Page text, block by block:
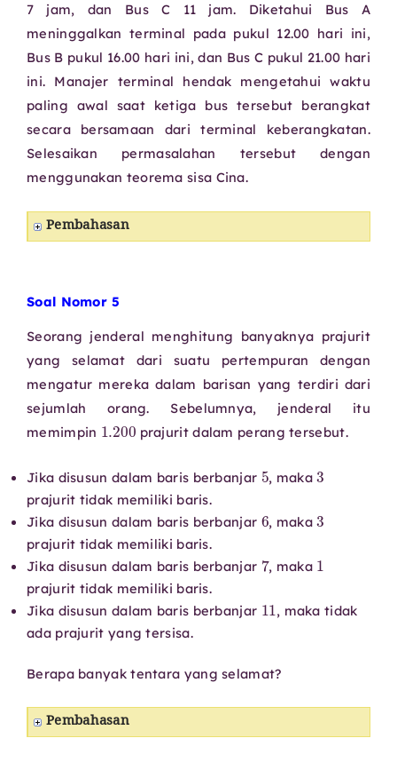
7 jam, dan Bus C 11 jam. Diketahui Bus A
meninggalkan terminal pada pukul 12.00 hari ini,
Bus B pukul 16.00 hari ini, dan Bus C pukul 21.00 hari
ini. Manajer terminal hendak mengetahui waktu
paling awal saat ketiga bus tersebut berangkat
secara bersamaan dari terminal keberangkatan.
Selesaikan permasalahan tersebut dengan
menggunakan teorema sisa Cina.
Pembahasan
Soal Nomor 5
Seorang jenderal menghitung banyaknya prajurit
yang selamat dari suatu pertempuran dengan
mengatur mereka dalam barisan yang terdiri dari
sejumlah orang. Sebelumnya, jenderal itu
memimpin
1.200
prajurit dalam perang tersebut.
Jika disusun dalam baris berbanjar
5
, maka
3
prajurit tidak memiliki baris.
Jika disusun dalam baris berbanjar
6
, maka
3
prajurit tidak memiliki baris.
Jika disusun dalam baris berbanjar
7
, maka
1
prajurit tidak memiliki baris.
Jika disusun dalam baris berbanjar
11
, maka tidak
ada prajurit yang tersisa.
Berapa banyak tentara yang selamat?
Pembahasan